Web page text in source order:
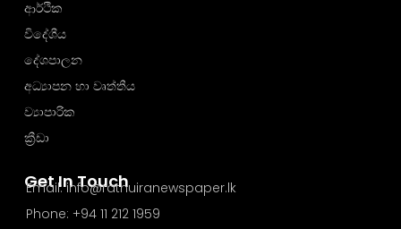
Get In Touch
Email: info@rathuiranewspaper.lk
Phone: +94 11 212 1959
ආර්ථික
විදේශීය
දේශපාලන
අධ්‍යාපන හා වෘත්තීය
ව්‍යාපාරික
ක්‍රීඩා